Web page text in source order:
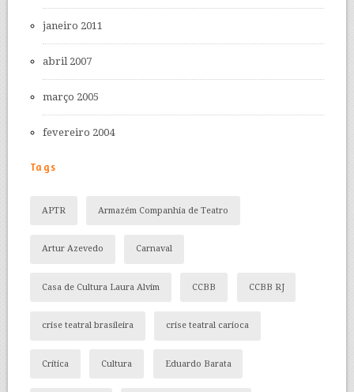
janeiro 2011
abril 2007
março 2005
fevereiro 2004
Tags
APTR Armazém Companhia de Teatro
Artur Azevedo Carnaval
Casa de Cultura Laura Alvim CCBB CCBB RJ
crise teatral brasileira crise teatral carioca
Crítica Cultura Eduardo Barata